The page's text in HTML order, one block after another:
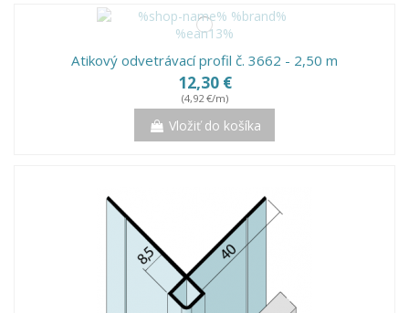
Atikový odvetrávací profil č. 3662 - 2,50 m
12,30 €
(4,92 €/m)
Vložiť do košíka